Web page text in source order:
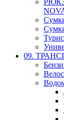
09.